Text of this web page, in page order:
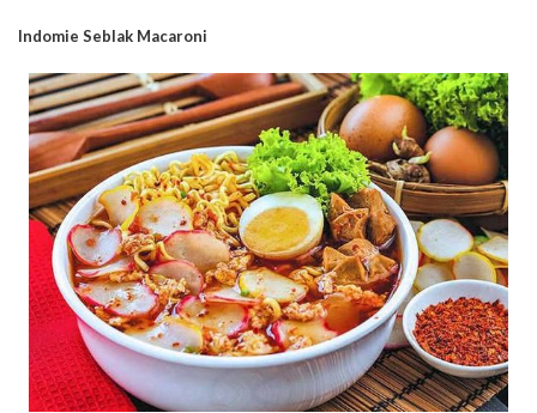
Indomie Seblak Macaroni